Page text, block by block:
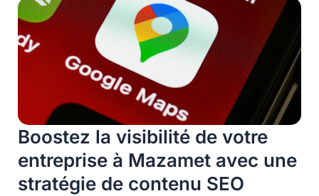
Boostez la visibilité de votre
entreprise à Mazamet avec une
stratégie de contenu SEO